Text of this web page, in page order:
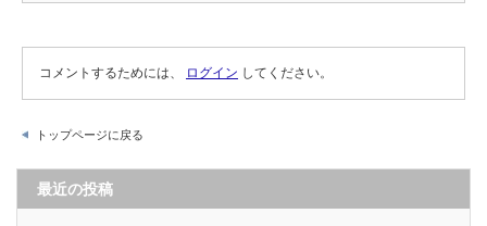
コメントするためには、 ログイン してください。
トップページに戻る
最近の投稿